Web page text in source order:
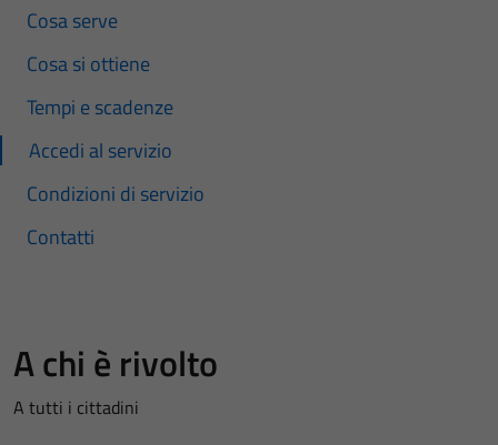
Cosa serve
Cosa si ottiene
Tempi e scadenze
Accedi al servizio
Condizioni di servizio
Contatti
A chi è rivolto
A tutti i cittadini